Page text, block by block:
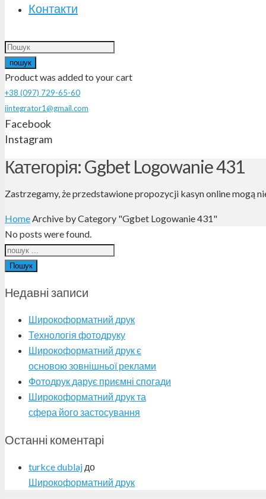
Контакти
пошук
Productwas added to your cart
+38 (097) 729-65-60
iintegrator1@gmail.com
Facebook
Instagram
Категорія: Ggbet Logowanie 431
Zastrzegamy, że przedstawione propozycji kasyn online mogą
HomeArchive by Category "Ggbet Logowanie 431"
No posts were found.
Пошук
Недавні записи
Широкоформатний друк
Технологія фотодруку
Широкоформатний друк є
основою зовнішньої реклами
Фотодрук дарує приємні спогади
Широкоформатний друк та
сфера його застосування
Останні коментарі
turkce dublaj до
Широкоформатний друк